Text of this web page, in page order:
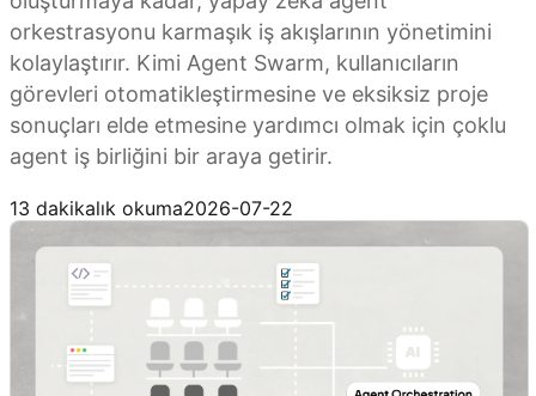
orkestrasyonu karmaşık iş akışlarının yönetimini
kolaylaştırır. Kimi Agent Swarm, kullanıcıların
görevleri otomatikleştirmesine ve eksiksiz proje
sonuçları elde etmesine yardımcı olmak için çoklu
agent iş birliğini bir araya getirir.
13 dakikalık okuma2026-07-22